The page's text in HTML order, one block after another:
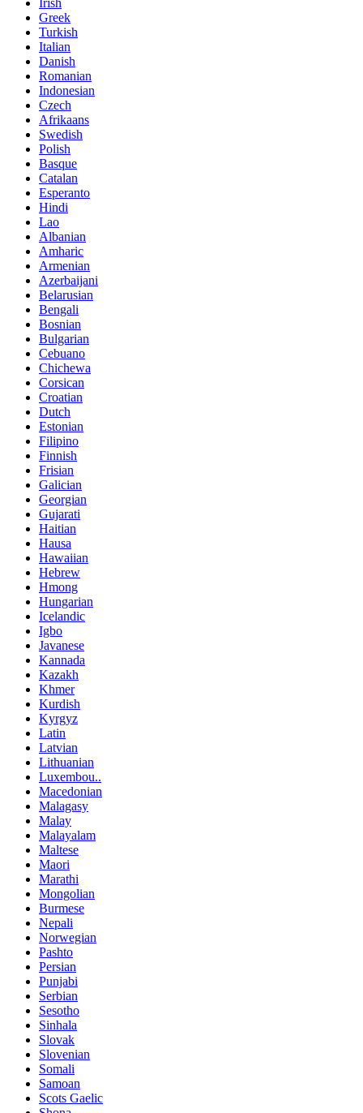
Irish
Greek
Turkish
Italian
Danish
Romanian
Indonesian
Czech
Afrikaans
Swedish
Polish
Basque
Catalan
Esperanto
Hindi
Lao
Albanian
Amharic
Armenian
Azerbaijani
Belarusian
Bengali
Bosnian
Bulgarian
Cebuano
Chichewa
Corsican
Croatian
Dutch
Estonian
Filipino
Finnish
Frisian
Galician
Georgian
Gujarati
Haitian
Hausa
Hawaiian
Hebrew
Hmong
Hungarian
Icelandic
Igbo
Javanese
Kannada
Kazakh
Khmer
Kurdish
Kyrgyz
Latin
Latvian
Lithuanian
Luxembou..
Macedonian
Malagasy
Malay
Malayalam
Maltese
Maori
Marathi
Mongolian
Burmese
Nepali
Norwegian
Pashto
Persian
Punjabi
Serbian
Sesotho
Sinhala
Slovak
Slovenian
Somali
Samoan
Scots Gaelic